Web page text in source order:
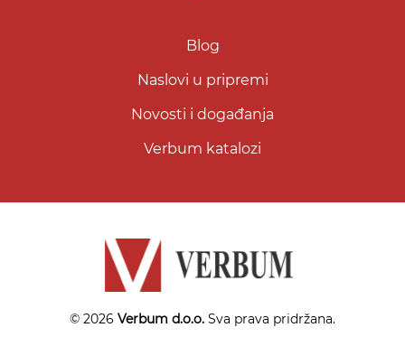
Blog
Naslovi u pripremi
Novosti i događanja
Verbum katalozi
© 2026 Verbum d.o.o. Sva prava pridržana.